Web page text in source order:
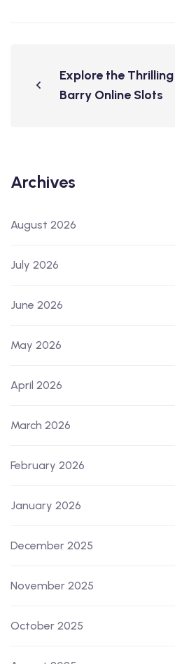
Explore the
Barry Online Slots
Archives
August 2026
July 2026
June 2026
May 2026
April 2026
March 2026
February 2026
January 2026
December 2025
November 2025
October 2025